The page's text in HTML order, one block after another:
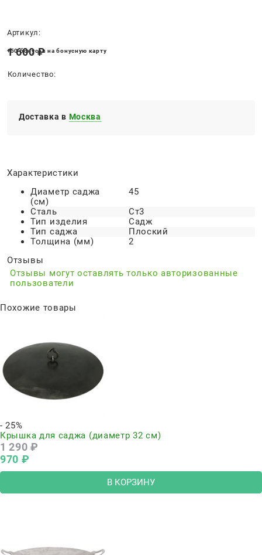
Артикул:
1 600 ₽
+50 бонусов на бонусную карту
Количество:
Доставка в Москва
Характеристики
Диаметр саджа
(см)
45
Сталь
Ст3
Тип изделия
Садж
Тип саджа
Плоский
Толщина (мм)
2
Отзывы
Отзывы могут оставлять только авторизованные
пользователи
Похожие товары
- 25%
Крышка для саджа (диаметр 32 см)
1 290 ₽
970 ₽
В КОРЗИНУ